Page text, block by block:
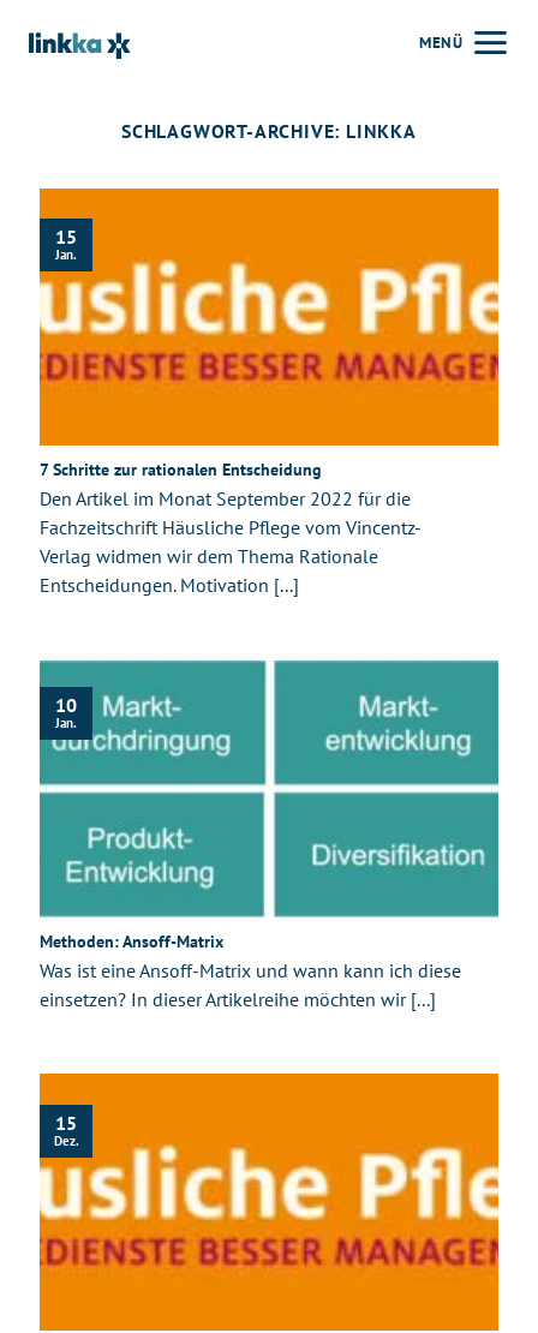
Inhalt
MENÜ
SCHLAGWORT-ARCHIVE: LINKKA
7 Schritte zur rationalen Entscheidung
Den Artikel im Monat September 2022 für die
Fachzeitschrift Häusliche Pflege vom Vincentz-
Verlag widmen wir dem Thema Rationale
Entscheidungen. Motivation [...]
15
Jan.
Methoden: Ansoff-Matrix
Was ist eine Ansoff-Matrix und wann kann ich diese
einsetzen? In dieser Artikelreihe möchten wir [...]
10
Jan.
15
Dez.